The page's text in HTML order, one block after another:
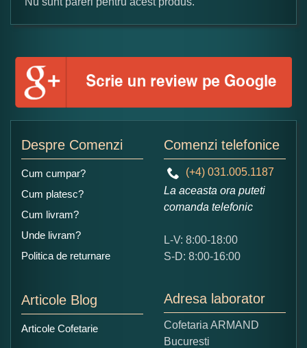
Formular pareri client
Numele dumneavoastra:
Ce nota acordati acestui produs?
5
Copiati alaturi numarul din imagine:
Despre Comenzi
Cum cumpar?
Cum platesc?
Cum livram?
Unde livram?
Politica de returnare
Articole Blog
Articole Cofetarie
Comenzi telefonice
(+4) 031.005.1187
La aceasta ora puteti
comanda telefonic
L-V: 8:00-18:00
S-D: 8:00-16:00
Adresa laborator
Cofetaria ARMAND
Bucuresti